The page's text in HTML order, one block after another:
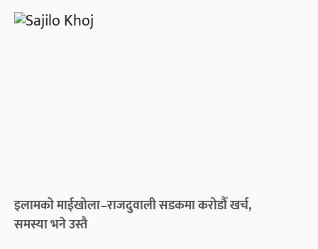
इलामको माईखोला–राजदुवाली सडकमा करोडौँ खर्च,
समस्या भने उस्तै